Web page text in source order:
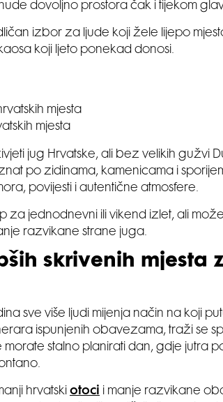
dovoljno prostora čak i tijekom
izbor za ljude koji žele lijepo
koji ljeto ponekad donosi.
mjesta
jug Hrvatske, ali bez velikih gužvi
po zidinama, kamenicama i
povijesti i autentične atmosfere.
za jednodnevni ili vikend izlet, ali
razvikane strane juga.
skrivenih mjesta
sve više ljudi mijenja način na koji
ispunjenih obavezama, traži se
morate stalno planirati dan, gdje jutra
hrvatski otoci
i manje razvikane